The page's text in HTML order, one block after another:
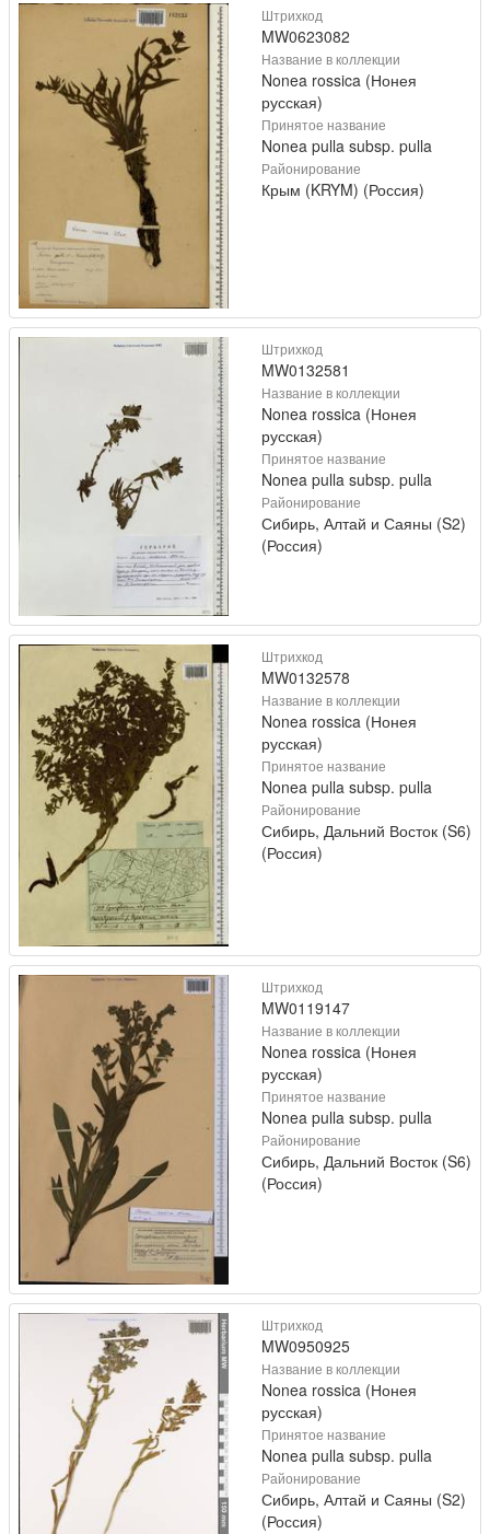
Штрихкод
MW0623082
Название в коллекции
Nonea rossica (Нонея
русская)
Принятое название
Nonea pulla subsp. pulla
Районирование
Крым (KRYM) (Россия)
Штрихкод
MW0132581
Название в коллекции
Nonea rossica (Нонея
русская)
Принятое название
Nonea pulla subsp. pulla
Районирование
Сибирь, Алтай и Саяны (S2)
(Россия)
Штрихкод
MW0132578
Название в коллекции
Nonea rossica (Нонея
русская)
Принятое название
Nonea pulla subsp. pulla
Районирование
Сибирь, Дальний Восток (S6)
(Россия)
Штрихкод
MW0119147
Название в коллекции
Nonea rossica (Нонея
русская)
Принятое название
Nonea pulla subsp. pulla
Районирование
Сибирь, Дальний Восток (S6)
(Россия)
Штрихкод
MW0950925
Название в коллекции
Nonea rossica (Нонея
русская)
Принятое название
Nonea pulla subsp. pulla
Районирование
Сибирь, Алтай и Саяны (S2)
(Россия)